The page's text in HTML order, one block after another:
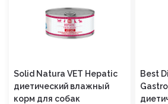
Solid Natura VET Hepatic
диетический влажный
корм для собак
Best